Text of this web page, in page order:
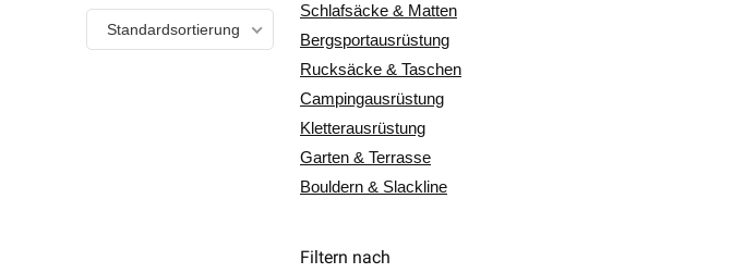
Standardsortierung
Schlafsäcke & Matten
Bergsportausrüstung
Rucksäcke & Taschen
Campingausrüstung
Kletterausrüstung
Garten & Terrasse
Bouldern & Slackline
Filtern nach